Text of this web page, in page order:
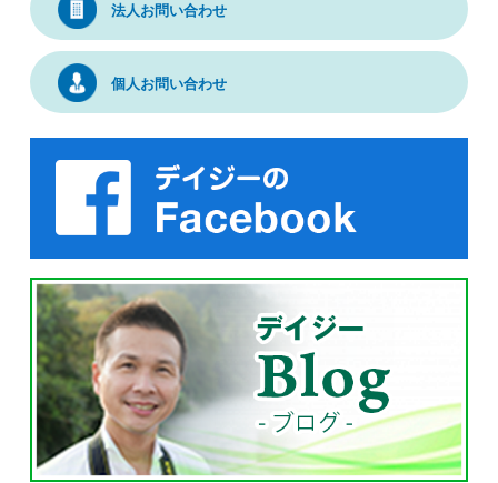
法人お問い合わせ
個人お問い合わせ